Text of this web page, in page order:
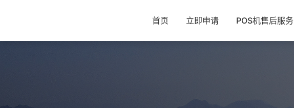
首页 立即申请 POS机售后服务